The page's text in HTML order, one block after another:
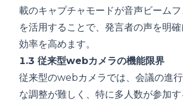
載のキャプチャモードが音声ビーム
を活用することで、発言者の声を明
効率を高めます。
1.3 従来型webカメラの機能限界
従来型のwebカメラでは、会議の進
な調整が難しく、特に多人数が参加